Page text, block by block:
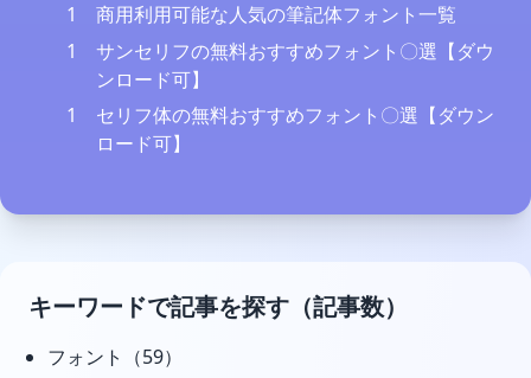
1
商用利用可能な人気の筆記体フォント一覧
1
サンセリフの無料おすすめフォント〇選【ダウ
ンロード可】
1
セリフ体の無料おすすめフォント〇選【ダウン
ロード可】
キーワードで記事を探す（記事数）
フォント
（59）